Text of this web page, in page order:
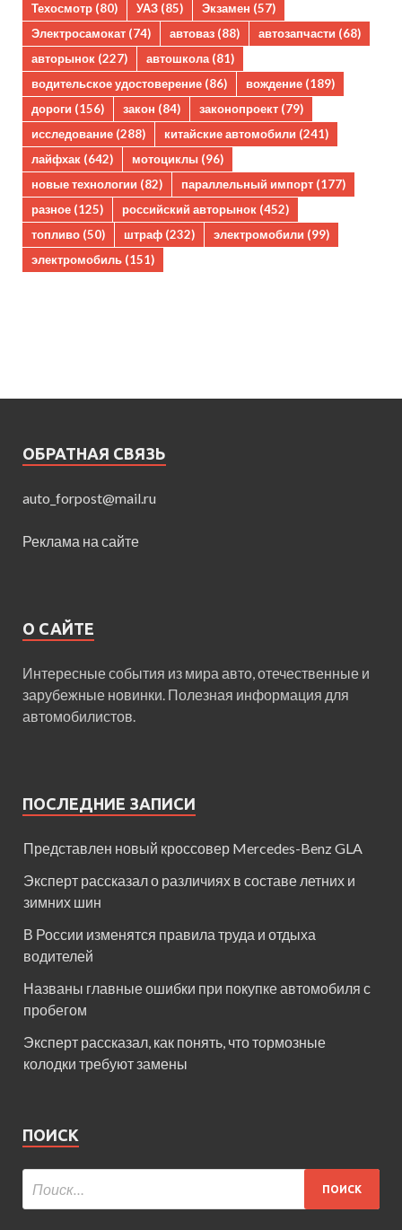
Техосмотр (80) УАЗ (85) Экзамен (57)
Электросамокат (74) автоваз (88) автозапчасти (68)
авторынок (227) автошкола(81)
водительское удостоверение (86) вождение (189)
дороги (156) закон (84) законопроект (79)
исследование (288) китайские автомобили (241)
лайфхак (642) мотоциклы (96)
новые технологии (82) параллельный импорт (177)
разное (125) российский авторынок (452)
топливо (50) штраф (232) электромобили (99)
электромобиль (151)
ОБРАТНАЯ СВЯЗЬ
auto_forpost@mail.ru
Реклама на сайте
О САЙТЕ
Интересные события из мира авто, отечественные и
зарубежные новинки. Полезная информация для
автомобилистов.
ПОСЛЕДНИЕ ЗАПИСИ
Представлен новый кроссовер Mercedes-Benz GLA
Эксперт рассказал о различиях в составе летних и
зимних шин
В России изменятся правила труда и отдыха
водителей
Названы главные ошибки при покупке автомобиля с
пробегом
Эксперт рассказал, как понять, что тормозные
колодки требуют замены
ПОИСК